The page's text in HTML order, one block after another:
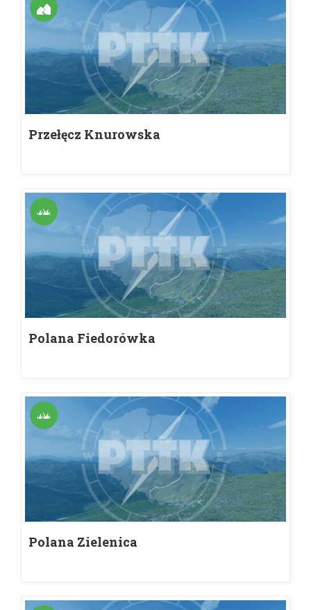
Przełęcz Knurowska
Polana Fiedorówka
Polana Zielenica